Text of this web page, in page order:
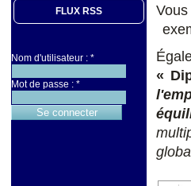
FLUX RSS
Nom d'utilisateur : *
Mot de passe : *
«